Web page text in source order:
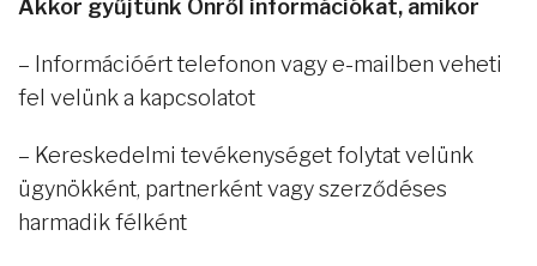
Akkor gyűjtünk Önről információkat, amikor
– Információért telefonon vagy e-mailben veheti
fel velünk a kapcsolatot
– Kereskedelmi tevékenységet folytat velünk
ügynökként, partnerként vagy szerződéses
harmadik félként